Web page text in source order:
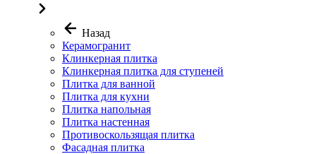
Назад
Керамогранит
Клинкерная плитка
Клинкерная плитка для ступеней
Плитка для ванной
Плитка для кухни
Плитка напольная
Плитка настенная
Противоскользящая плитка
Фасадная плитка